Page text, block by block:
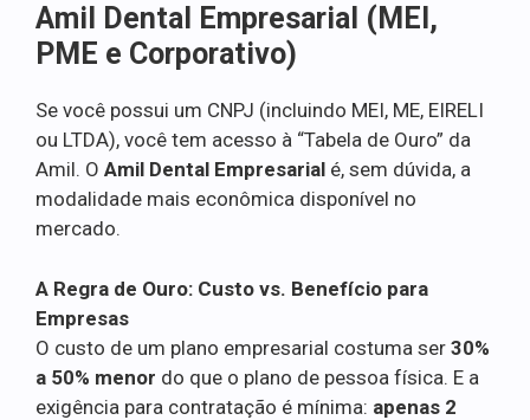
Amil Dental Empresarial (MEI,
PME e Corporativo)
Se você possui um CNPJ (incluindo MEI, ME, EIRELI
ou LTDA), você tem acesso à “Tabela de Ouro” da
Amil. O Amil Dental Empresarial é, sem dúvida, a
modalidade mais econômica disponível no
mercado.
A Regra de Ouro: Custo vs. Benefício para
Empresas
O custo de um plano empresarial costuma ser 30%
a 50% menor do que o plano de pessoa física. E a
exigência para contratação é mínima: apenas 2